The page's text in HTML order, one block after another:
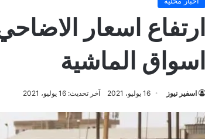
ارتفاع اسعار
اسواق الماشية
اسفير نيوز 16 يوليو، 2021 آخر تحديث: 16 يوليو، 2021